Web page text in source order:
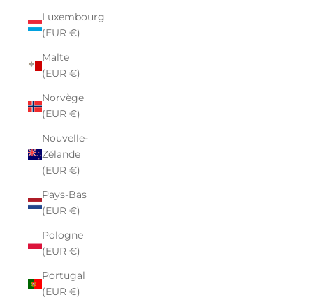
Luxembourg
(EUR €)
Malte
(EUR €)
Norvège
(EUR €)
Nouvelle-
Zélande
(EUR €)
Pays-Bas
(EUR €)
Pologne
(EUR €)
Portugal
(EUR €)